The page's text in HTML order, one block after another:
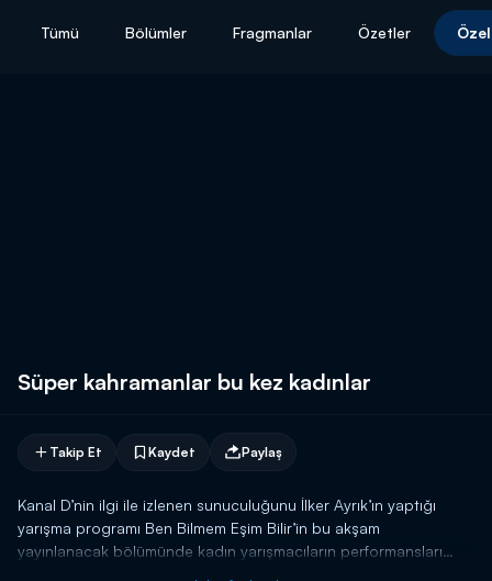
Tümü Bölümler Fragmanlar Özetler
Süper kahramanlar bu kez kadınlar
Takip Et Kaydet Paylaş
Kanal D’nin ilgi ile izlenen sunuculuğunu İlker Ayrık’ın yaptığı
yarışma programı Ben Bilmem Eşim Bilir’in bu akşam
yayınlanacak bölümünde kadın yarışmacıların performansları